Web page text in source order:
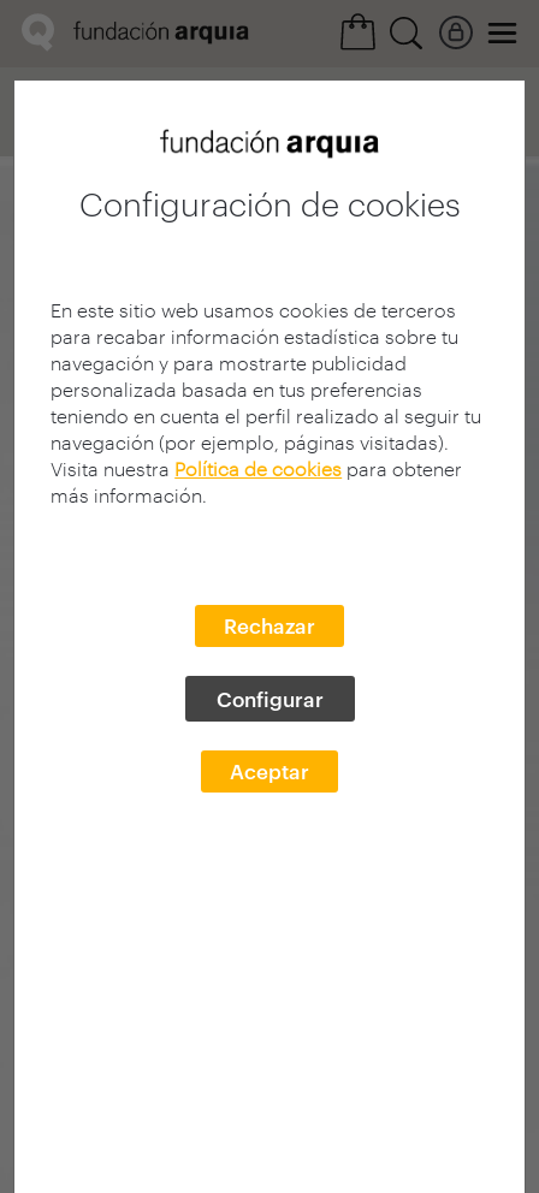
Configuración de cookies
En este sitio web usamos cookies de terceros
para recabar información estadística sobre tu
navegación y para mostrarte publicidad
personalizada basada en tus preferencias
teniendo en cuenta el perfil realizado al seguir tu
navegación (por ejemplo, páginas visitadas).
Visita nuestra Política de cookies para obtener
más información.
Rechazar
Configurar
Aceptar
Ficha realización